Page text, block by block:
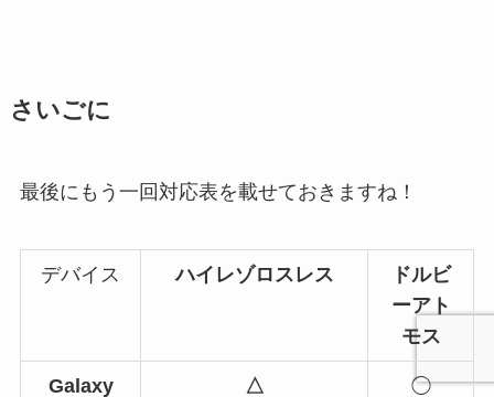
さいごに
最後にもう一回対応表を載せておきますね！
デバイス ハイレゾロスレス
ドルビ
ーアト
モス
Galaxy △ ◯